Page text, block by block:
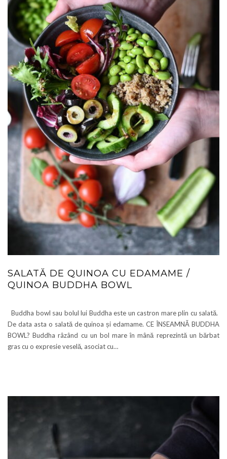
SALATĂ DE QUINOA CU EDAMAME /
QUINOA BUDDHA BOWL
Buddha bowl sau bolul lui Buddha este un castron mare plin cu salată.
De data asta o salată de quinoa și edamame. CE ÎNSEAMNĂ BUDDHA
BOWL? Buddha râzând cu un bol mare în mână reprezintă un bărbat
gras cu o expresie veselă, asociat cu…